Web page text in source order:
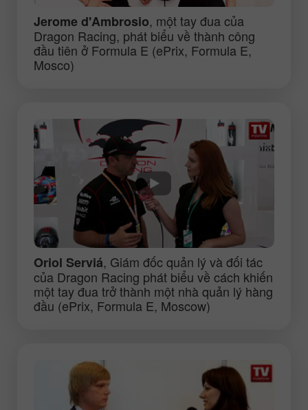
Jerome d'Ambrosio, một tay đua của
Dragon Racing, phát biểu về thành công
đầu tiên ở Formula E (ePrix, Formula E,
Mosco)
Oriol Serviá, Giám đốc quản lý và đối tác
của Dragon Racing phát biểu về cách khiến
một tay đua trở thành một nhà quản lý hàng
đầu (ePrix, Formula E, Moscow)